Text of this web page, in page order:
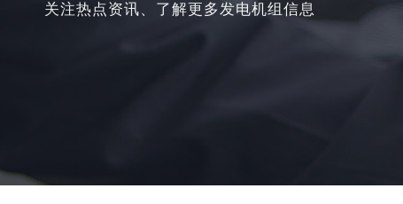
关注热点资讯、了解更多发电机组信息